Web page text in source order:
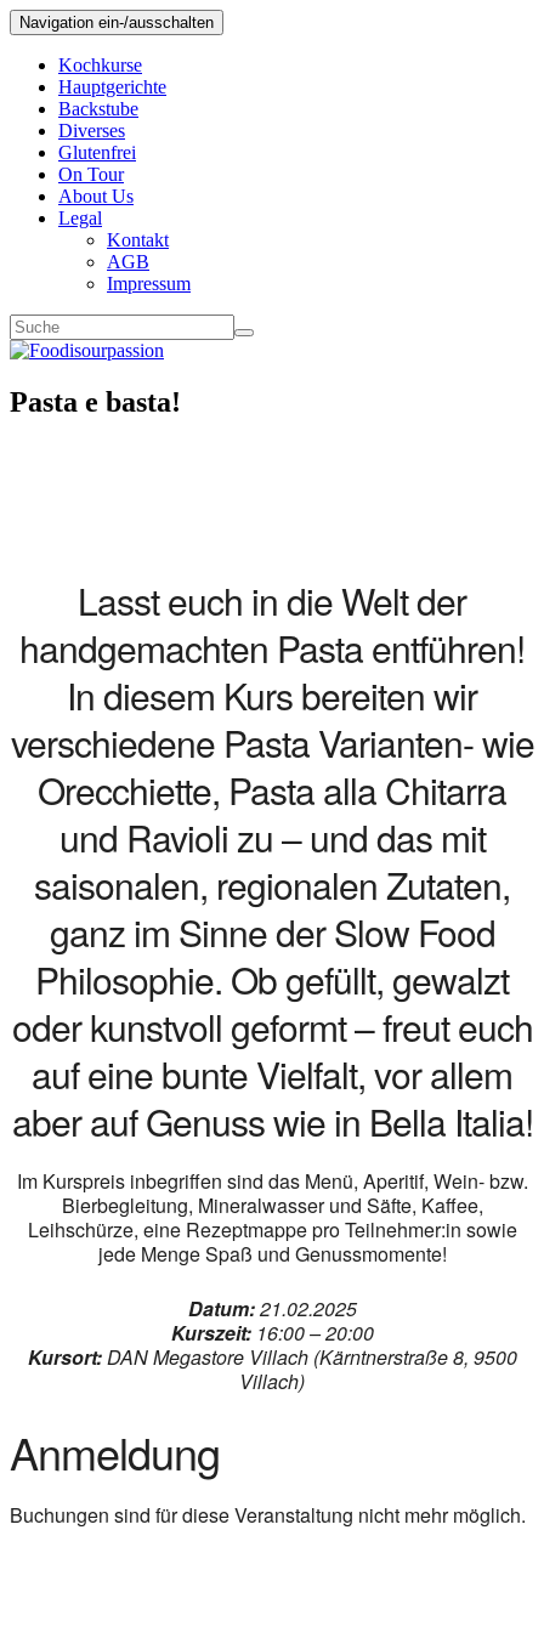
Navigation ein-/ausschalten
Kochkurse
Hauptgerichte
Backstube
Diverses
Glutenfrei
On Tour
About Us
Legal
Kontakt
AGB
Impressum
Pasta e basta!
Lasst euch in die Welt der
handgemachten Pasta entführen!
In diesem Kurs bereiten wir
verschiedene Pasta Varianten- wie
Orecchiette, Pasta alla Chitarra
und Ravioli zu – und das mit
saisonalen, regionalen Zutaten,
ganz im Sinne der Slow Food
Philosophie. Ob gefüllt, gewalzt
oder kunstvoll geformt – freut euch
auf eine bunte Vielfalt, vor allem
aber auf Genuss wie in Bella Italia!
Im Kurspreis inbegriffen sind das Menü, Aperitif, Wein- bzw.
Bierbegleitung, Mineralwasser und Säfte, Kaffee,
Leihschürze, eine Rezeptmappe pro Teilnehmer:in sowie
jede Menge Spaß und Genussmomente!
Datum:21.02.2025
Kurszeit:16:00 – 20:00
Kursort:DAN Megastore Villach (Kärntnerstraße 8, 9500
Villach)
Anmeldung
Buchungen sind für diese Veranstaltung nicht mehr möglich.